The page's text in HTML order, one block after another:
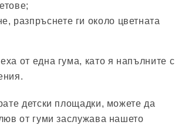
разпръснете ги около цветната
от една гума, като я напълните с
детски площадки, можете да
от гуми заслужава нашето